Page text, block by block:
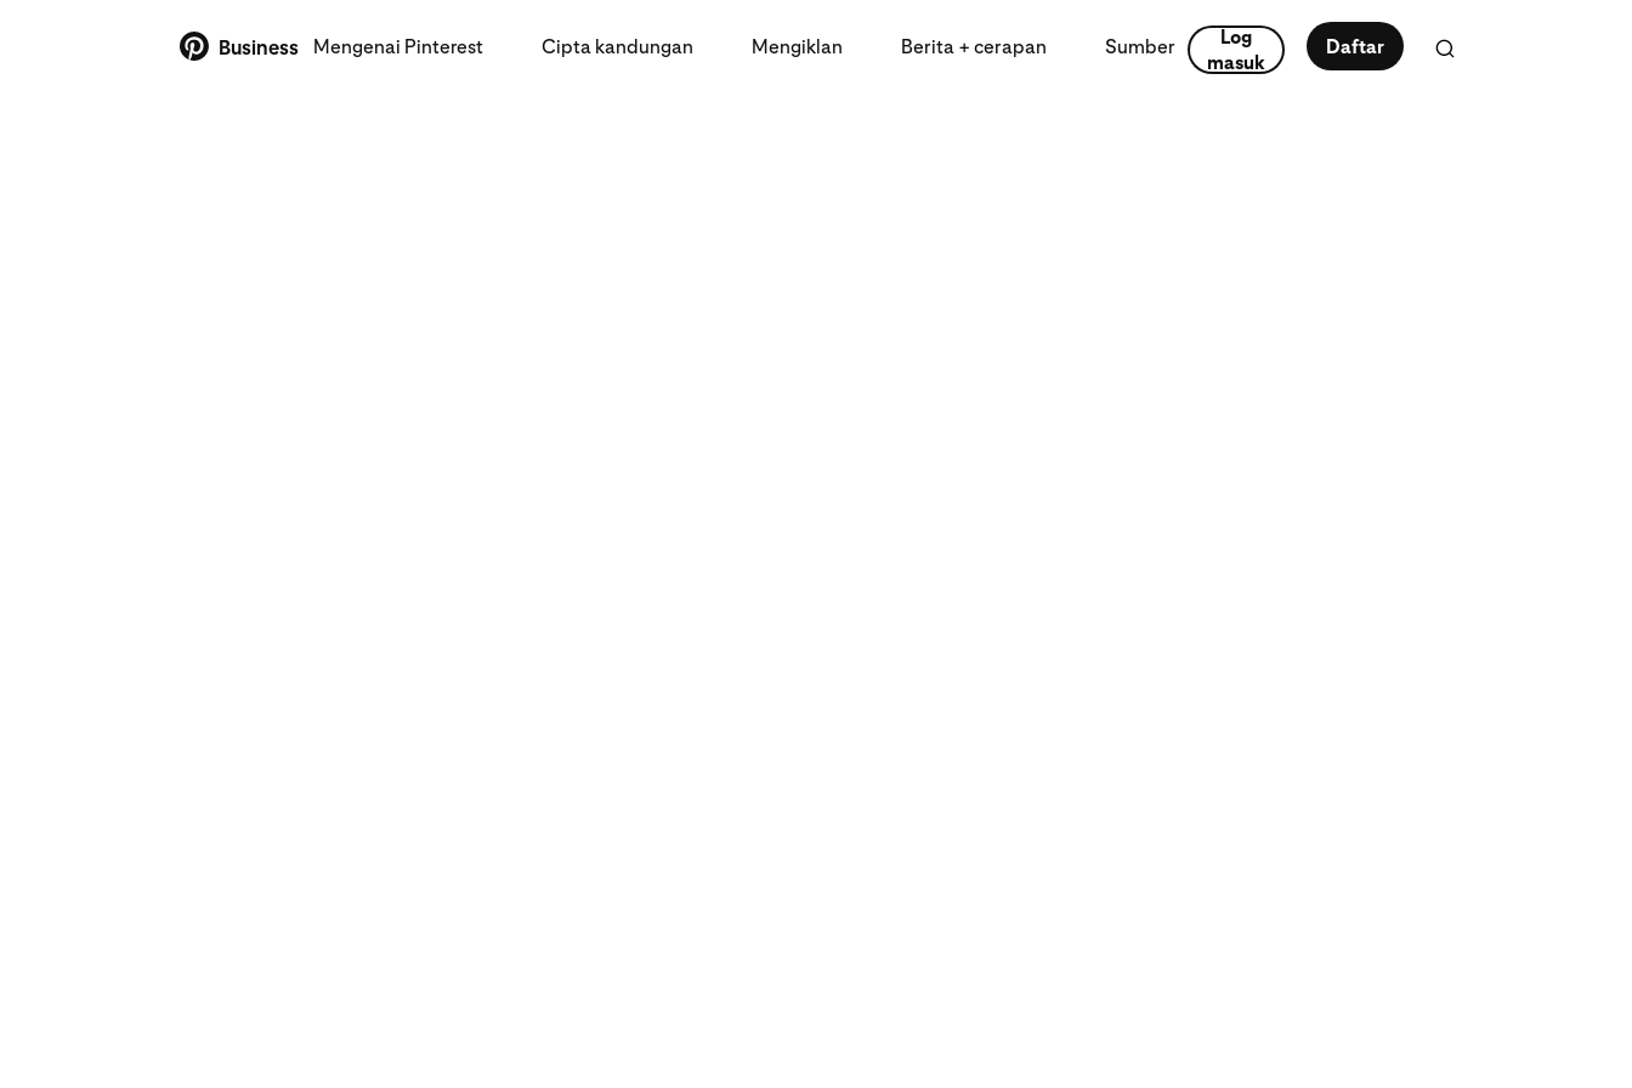
Business Mengenai Pinterest Cipta kandungan Mengiklan Berita + cerapan Sumber
Log
masuk
Daftar